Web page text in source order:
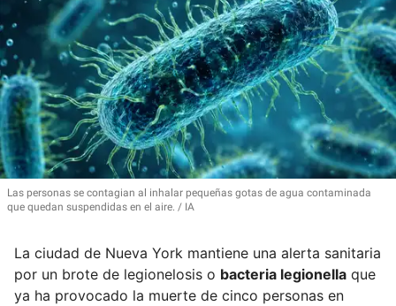
Las personas se contagian al inhalar pequeñas gotas de agua contaminada
que quedan suspendidas en el aire.
IA
La ciudad de Nueva York mantiene una alerta sanitaria
por un brote de legionelosis o bacteria legionella que
ya ha provocado la muerte de cinco personas en